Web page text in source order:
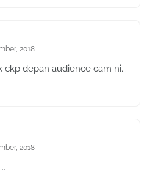
2018
ckp depan audience cam ni...
2018